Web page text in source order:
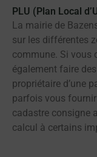
PLU (Plan Local
La mairie de
sur les différentes
commune. Si vous
également faire
propriétaire d’une
parfois vous
cadastre consigne
calcul à certains